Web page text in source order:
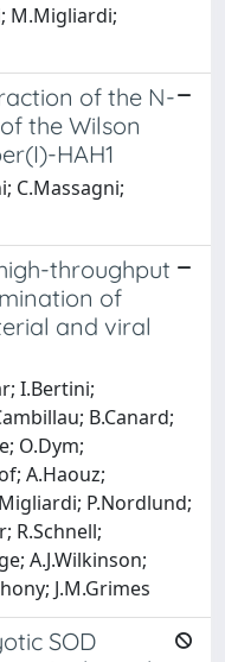
M.Migliardi;
of the N-
the Wilson
HAH1
C.Massagni;
throughput
of
and viral
I.Bertini;
B.Canard;
O.Dym;
A.Haouz;
P.Nordlund;
R.Schnell;
A.J.Wilkinson;
J.M.Grimes
SOD